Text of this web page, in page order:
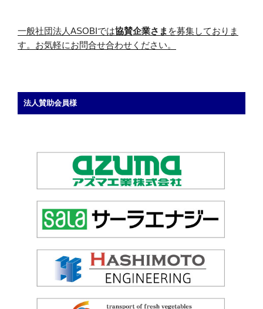
一般社団法人ASOBIでは協賛企業さま を募集しておりま
す。お気軽にお問合せ合わせください。
法人賛助会員様